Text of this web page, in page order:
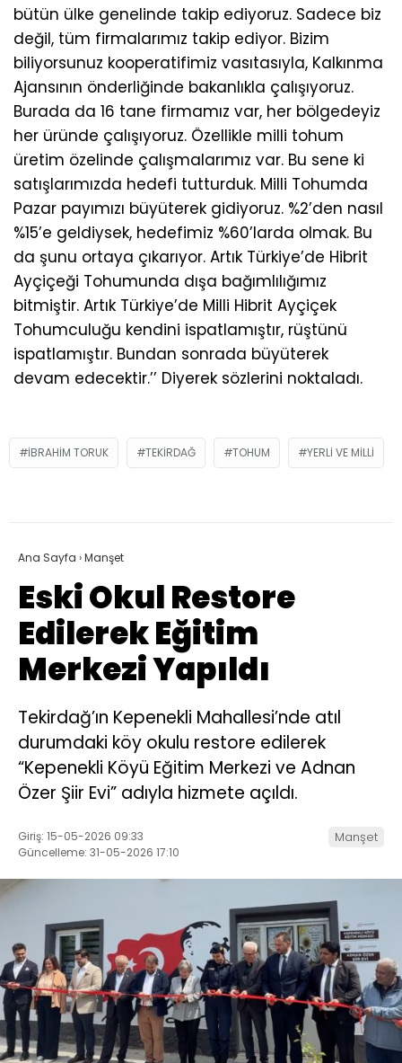
bütün ülke genelinde takip ediyoruz. Sadece biz
değil, tüm firmalarımız takip ediyor. Bizim
biliyorsunuz kooperatifimiz vasıtasıyla, Kalkınma
Ajansının önderliğinde bakanlıkla çalışıyoruz.
Burada da 16 tane firmamız var, her bölgedeyiz
her üründe çalışıyoruz. Özellikle milli tohum
üretim özelinde çalışmalarımız var. Bu sene ki
satışlarımızda hedefi tutturduk. Milli Tohumda
Pazar payımızı büyüterek gidiyoruz. %2’den nasıl
%15’e geldiysek, hedefimiz %60’larda olmak. Bu
da şunu ortaya çıkarıyor. Artık Türkiye’de Hibrit
Ayçiçeği Tohumunda dışa bağımlılığımız
bitmiştir. Artık Türkiye’de Milli Hibrit Ayçiçek
Tohumculuğu kendini ispatlamıştır, rüştünü
ispatlamıştır. Bundan sonrada büyüterek
devam edecektir.’’ Diyerek sözlerini noktaladı.
IBRAHIM TORUK TEKIRDAĞ TOHUM YERLI VE MILLI
Ana Sayfa ›Manşet
Eski Okul Restore
Edilerek Eğitim
Merkezi Yapıldı
Tekirdağ’ın Kepenekli Mahallesi’nde atıl
durumdaki köy okulu restore edilerek
“Kepenekli Köyü Eğitim Merkezi ve Adnan
Özer Şiir Evi” adıyla hizmete açıldı.
Giriş: 15-05-2026 09:33
Güncelleme: 31-05-2026 17:10
Manşet